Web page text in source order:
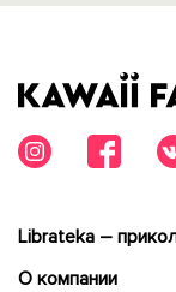
Librateka –
О компании